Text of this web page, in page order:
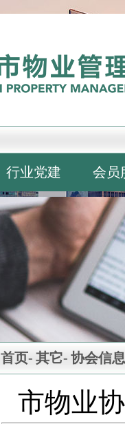
行业党建 会员
首页- 其它- 协会信息
市物业